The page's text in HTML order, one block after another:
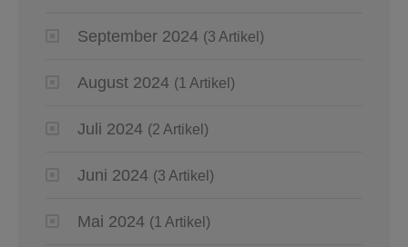
September 2024 (3 Artikel)
August 2024 (1 Artikel)
Juli 2024 (2 Artikel)
Juni 2024 (3 Artikel)
Mai 2024 (1 Artikel)